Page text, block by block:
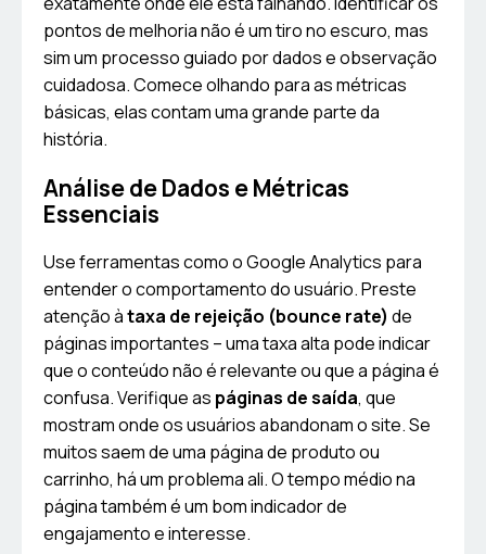
pontos de melhoria não é um tiro no escuro, mas
sim um processo guiado por dados e observação
cuidadosa. Comece olhando para as métricas
básicas, elas contam uma grande parte da
história.
Análise de Dados e Métricas
Essenciais
Use ferramentas como o Google Analytics para
entender o comportamento do usuário. Preste
atenção àtaxa de rejeição (bounce rate) de
páginas importantes – uma taxa alta pode indicar
que o conteúdo não é relevante ou que a página é
confusa. Verifique as páginas de saída, que
mostram onde os usuários abandonam o site. Se
muitos saem de uma página de produto ou
carrinho, há um problema ali. O tempo médio na
página também é um bom indicador de
engajamento e interesse.